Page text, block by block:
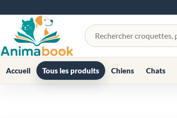
Rechercher un produit
Accueil Tous les produits Chiens Chats